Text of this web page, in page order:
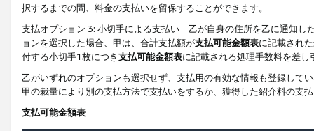
択するまでの間、料金の支払いを留保することができます。
支払オプション 3: 小切手による支払い 乙が自身の住所を乙に通知し
ョンを選択した場合、甲は、合計支払額が支払可能金額表に記載され
付する小切手1枚につき支払可能金額表に記載される処理手数料を差し
乙がいずれのオプションも選択せず、支払用の有効な情報も登録して
甲の裁量により別の支払方法で支払いをするか、獲得した紹介料の支
支払可能金額表